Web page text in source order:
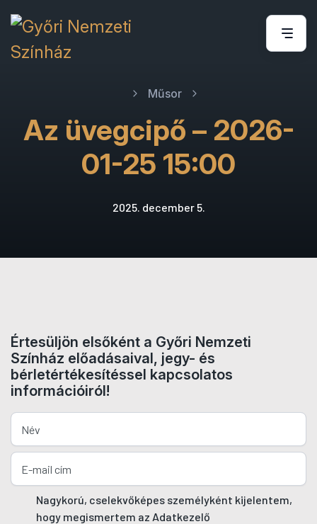
Műsor
Az üvegcipő – 2026-
01-25 15:00
2025. december 5.
Értesüljön elsőként a Győri Nemzeti
Színház előadásaival, jegy- és
bérletértékesítéssel kapcsolatos
információiról!
Nagykorú, cselekvőképes személyként kijelentem,
hogy megismertem az Adatkezelő